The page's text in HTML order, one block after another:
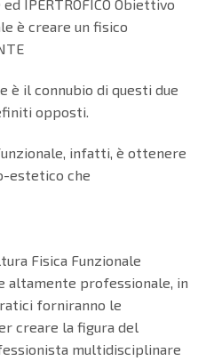
IPERTROFICO Obiettivo
è creare un fisico
è il connubio di questi due
opposti.
infatti, è ottenere
estetico che
Fisica Funzionale
altamente professionale, in
forniranno le
creare la figura del
multidisciplinare